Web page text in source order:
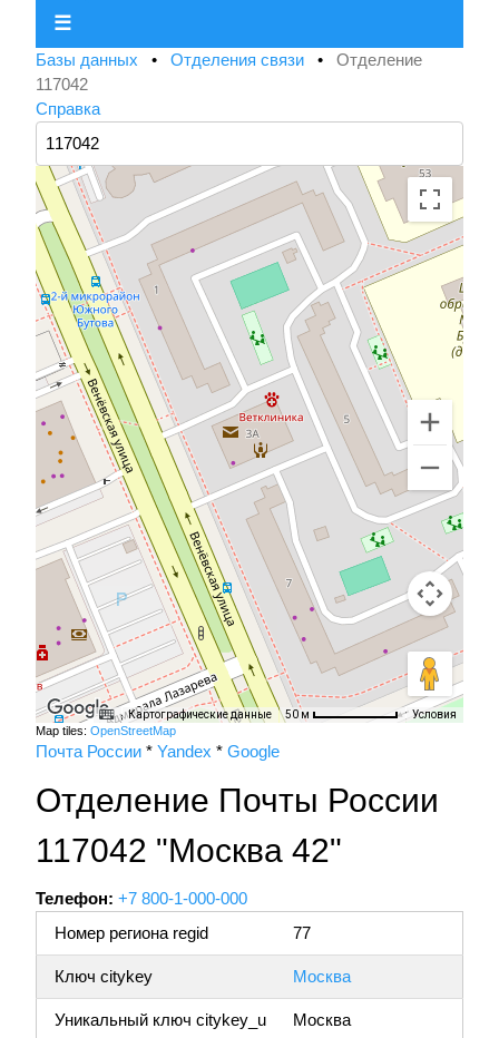
☰
Базы данных • Отделения связи • Отделение
117042
Справка
Картографические данные 50 м Условия
Map tiles: OpenStreetMap
Почта России * Yandex * Google
Отделение Почты России
117042 "Москва 42"
Телефон: +7 800-1-000-000
Номер региона regid
77
Ключ citykey Москва
Уникальный ключ citykey_u Москва